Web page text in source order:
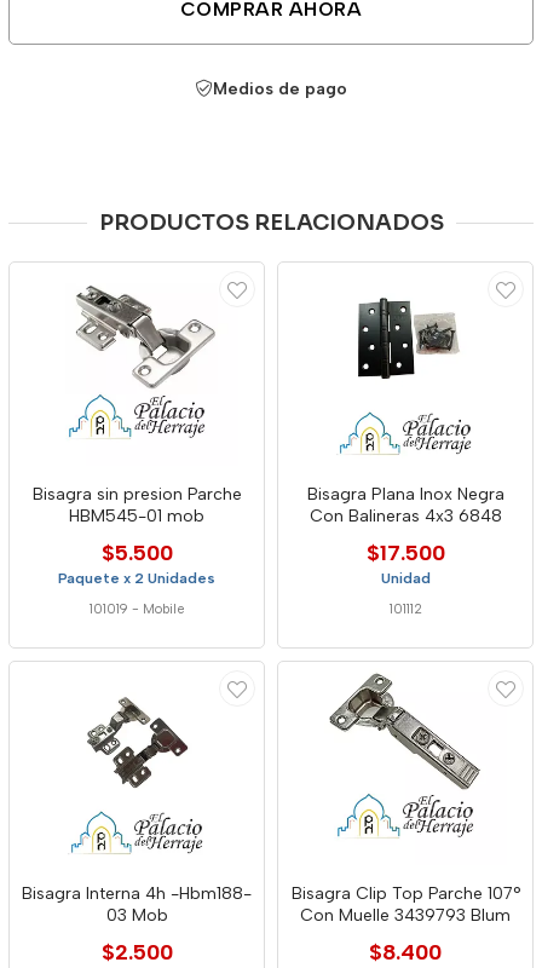
COMPRAR AHORA
Medios de pago
PRODUCTOS RELACIONADOS
Bisagra sin presion Parche
HBM545-01 mob
$5.500
Paquete x 2 Unidades
101019 - Mobile
Bisagra Plana Inox Negra
Con Balineras 4x3 6848
$17.500
Unidad
101112
Bisagra Interna 4h -Hbm188-
03 Mob
$2.500
Bisagra Clip Top Parche 107°
Con Muelle 3439793 Blum
$8.400